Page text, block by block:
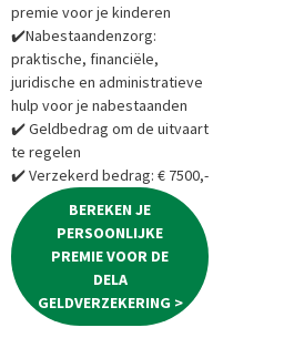
premie voor je kinderen
✔️Nabestaandenzorg:
praktische, financiële,
juridische en administratieve
hulp voor je nabestaanden
✔️ Geldbedrag om de uitvaart
te regelen
✔️ Verzekerd bedrag: € 7500,-
BEREKEN JE
PERSOONLIJKE
PREMIE VOOR DE
DELA
GELDVERZEKERING >